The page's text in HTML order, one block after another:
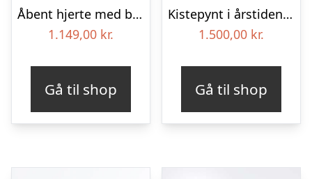
Åbent hjerte med bånd – Floristens kreative valg
1.149,00 kr.
Gå til shop
Kistepynt i årstidens blomster – Blomster til begravelse
1.500,00 kr.
Gå til shop